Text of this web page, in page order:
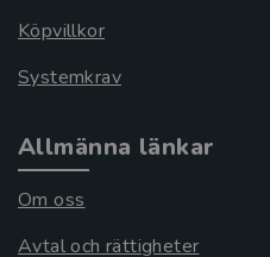
Köpvillkor
Systemkrav
Allmänna länkar
Om oss
Avtal och rättigheter